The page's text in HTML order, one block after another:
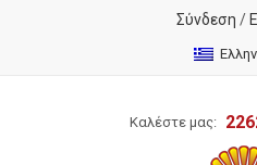
Σύνδεση /
Καλέστε μας: